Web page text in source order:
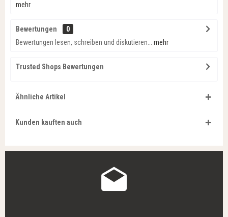
mehr
Bewertungen
0
Bewertungen lesen, schreiben und diskutieren...
mehr
Trusted Shops Bewertungen
Ähnliche Artikel
Kunden kauften auch